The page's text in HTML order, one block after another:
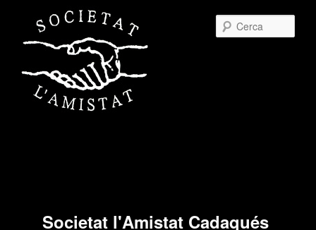
Societat l'Amistat Cadaqués